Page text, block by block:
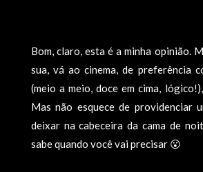
Bom, claro, esta é a minha opinião.
sua, vá ao cinema, de preferência
(meio a meio, doce em cima,
Mas não esquece de providenciar
deixar na cabeceira da cama de
sabe quando você vai precisar 😮